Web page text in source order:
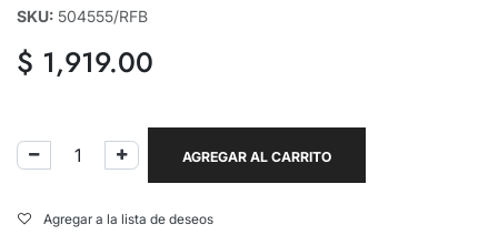
SKU: 504555/RFB
$ 1,919.00
AGREGAR AL CARRITO
Agregar a la lista de deseos